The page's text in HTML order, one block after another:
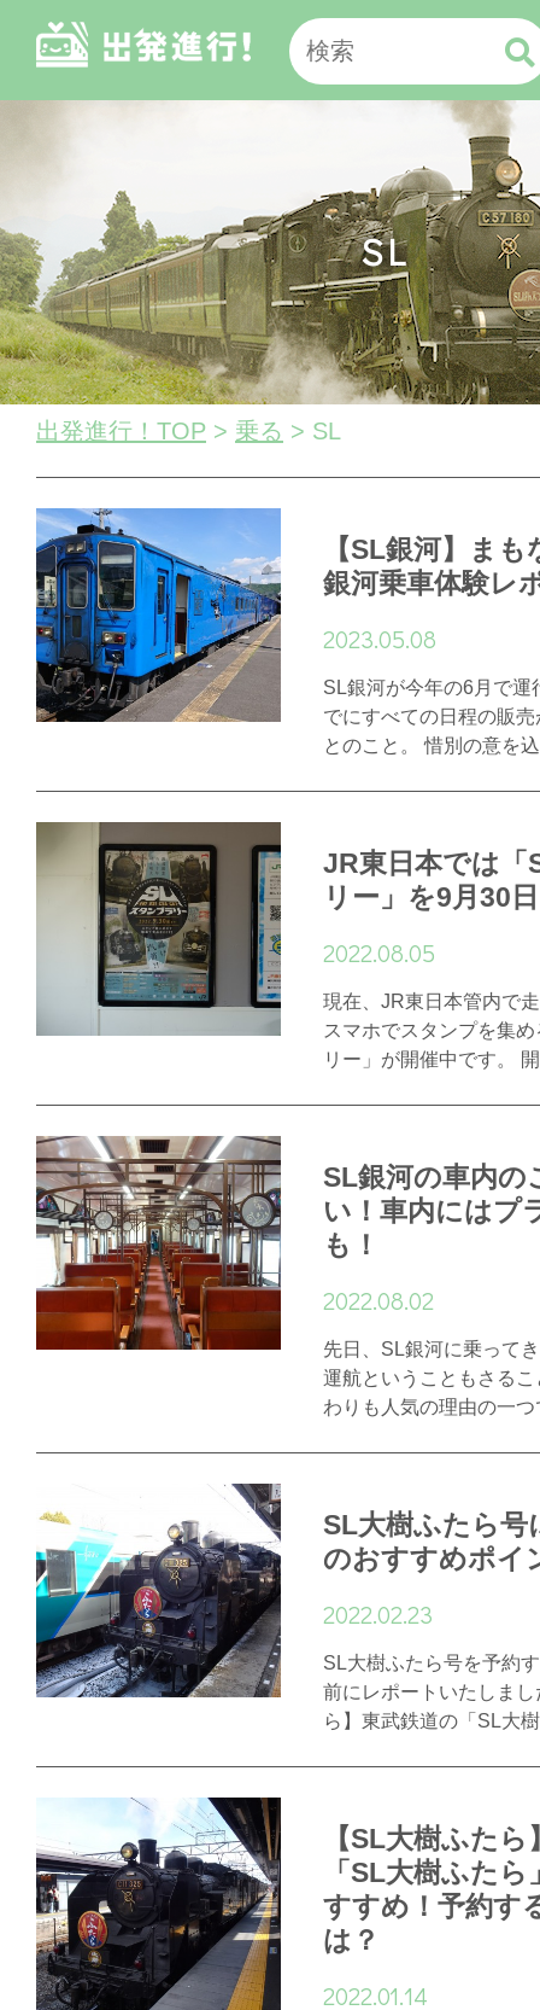
SL
出発進行！TOP > 乗る > SL
【SL銀河】ま
銀河乗車体験レ
2023.05.08
SL銀河が今年の6月で運
でにすべての日程の販
とのこと。 惜別の意を
JR東日本では「
リー」を9月30
2022.08.05
現在、JR東日本管内で
スマホでスタンプを集
リー」が開催中です。
SL銀河の車内の
い！車内にはプ
も！
2022.08.02
先日、SL銀河に乗って
運航ということもさる
わりも人気の理由の一
SL大樹ふたら号
のおすすめポイ
2022.02.23
SL大樹ふたら号を予約
前にレポートいたしま
ら】東武鉄道の「SL大
【SL大樹ふた
「SL大樹ふた
すすめ！予約す
は？
2022.01.14